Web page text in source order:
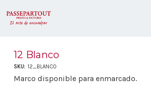
12 Blanco
SKU: 12_BLANCO
Marco disponible para enmarcado.